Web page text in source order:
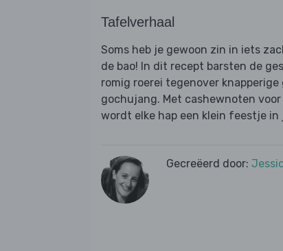
Tafelverhaal
Soms heb je gewoon zin in iets
de bao! In dit recept barsten de
romig roerei tegenover
gochujang. Met cashewnoten
wordt elke hap een klein feestje in
Gecreëerd door: